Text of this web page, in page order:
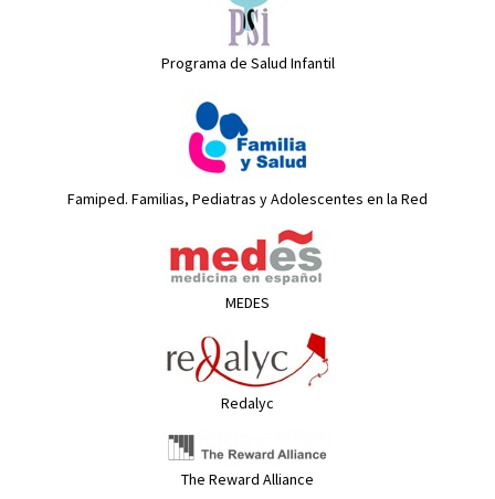
Programa de Salud Infantil
Famiped. Familias, Pediatras y Adolescentes en la Red
MEDES
Redalyc
The Reward Alliance